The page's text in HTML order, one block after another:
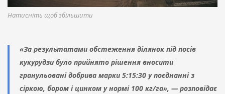
Натисніть щоб збільшити
«За результатами обстеження ділянок під посів
кукурудзи було прийнято рішення вносити
гранульовані добрива марки 5:15:30 у поєднанні з
сіркою, бором і цинком у нормі 100 кг/га», — розповідає